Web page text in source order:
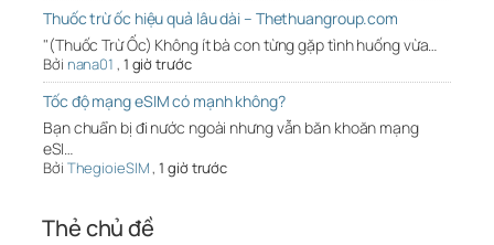
Thuốc trừ ốc hiệu quả lâu dài – Thethuangroup.com
"(Thuốc Trừ Ốc) Không ít bà con từng gặp tình huống vừa…
Bởi nana01 , 1 giờ trước
Tốc độ mạng eSIM có mạnh không?
Bạn chuẩn bị đi nước ngoài nhưng vẫn băn khoăn mạng
eSI…
Bởi ThegioieSIM,1 giờ trước
Thẻ chủ đề